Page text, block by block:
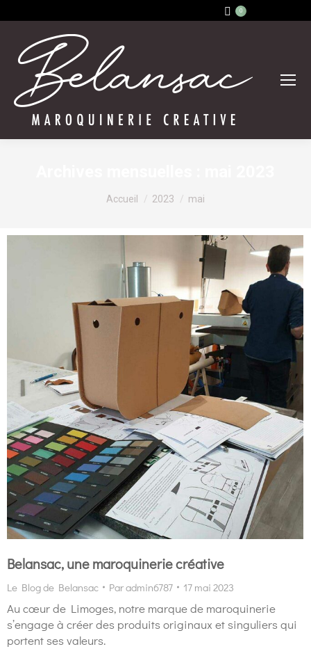
0
Vous êtes ici :
Accueil 2023 mai
Belansac, une maroquinerie créative
Le Blog de Belansac Paradmin6787 17 mai 2023
Au cœur de Limoges, notre marque de maroquinerie
s’engage à créer des produits originaux et singuliers qui
portent ses valeurs.